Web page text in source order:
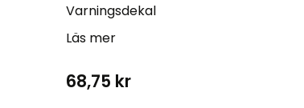
Varningsdekal
Läs mer
68,75 kr